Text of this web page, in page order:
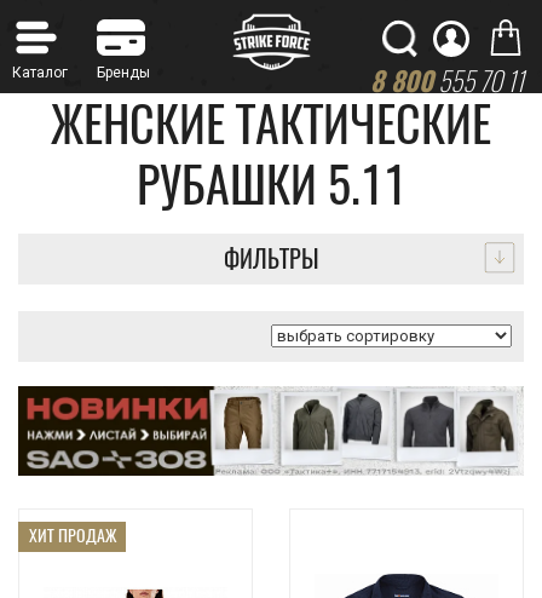
8 800555 70 11
ЖЕНСКИЕ ТАКТИЧЕСКИЕ
РУБАШКИ 5.11
ФИЛЬТРЫ
ХИТ ПРОДАЖ